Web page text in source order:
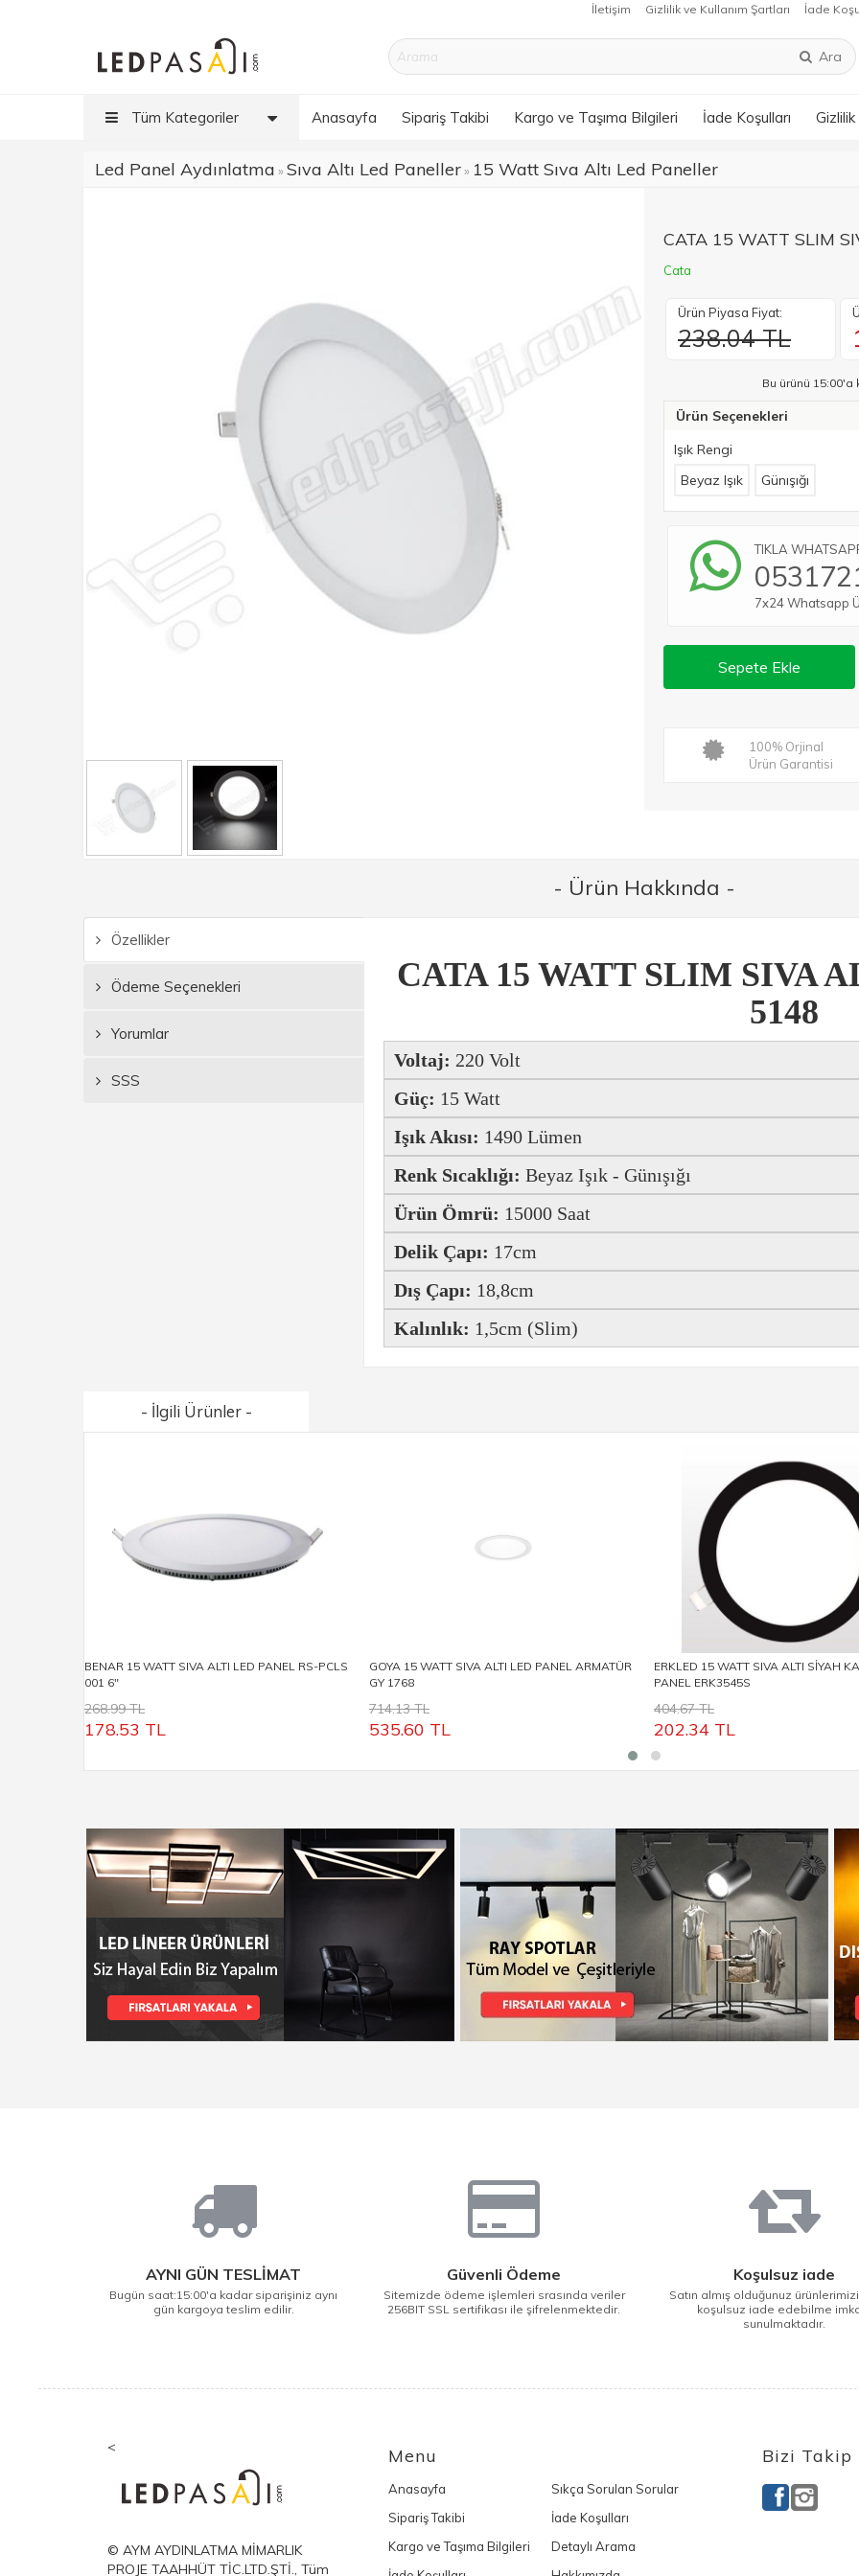
İade
Gizlilik ve Kullanım Şartları
İletişim
Ara
Tüm Kategoriler Anasayfa Sipariş Takibi Kargo ve Taşıma Bilgileri İade Koşulları Gizlilik
Led Panel Aydınlatma »Sıva Altı Led Paneller» 15 Watt Sıva Altı Led Paneller
CATA 15 WATT SLIM
Cata
Ürün Piyasa Fiyat:
238.04 TL
Bu ürünü
Ürün Seçenekleri
Işık Rengi
Beyaz Işık
Günışığı
TIKLA
7x24 Whatsapp
Sepete Ekle
100% Orjinal
Ürün Garantisi
- Ürün Hakkında -
Özellikler
Ödeme Seçenekleri
Yorumlar
SSS
CATA 15 WATT SLIM SIVA
5148
Voltaj: 220 Volt
Güç: 15 Watt
Işık Akısı: 1490 Lümen
Renk Sıcaklığı: Beyaz Işık - Günışığı
Ürün Ömrü: 15000 Saat
Delik Çapı: 17cm
Dış Çapı: 18,8cm
Kalınlık: 1,5cm (Slim)
- İlgili Ürünler -
BENAR 15 WATT SIVA ALTI LED PANEL RS-PCLS
001 6"
268.99 TL
178.53 TL
GOYA 15 WATT SIVA ALTI LED PANEL ARMATÜR
GY 1768
714.13 TL
535.60 TL
ERKLED 15 WATT SIVA ALTI SİYAH
PANEL ERK3545S
404.67 TL
202.34 TL
AYNI GÜN TESLİMAT
Bugün saat:15:00'a kadar siparişiniz aynı
gün kargoya teslim edilir.
Güvenli Ödeme
Sitemizde ödeme işlemleri srasında veriler
256BIT SSL sertifikası ile şifrelenmektedir.
Koşulsuz iade
Satın almış olduğunuz
koşulsuz iade edebilme
sunulmaktadır.
<
© AYM AYDINLATMA MİMARLIK
PROJE TAAHHÜT TİC.LTD.ŞTİ., Tüm
Menu
Anasayfa
Sipariş Takibi
Kargo ve Taşıma Bilgileri
Sıkça Sorulan Sorular
İade Koşulları
Detaylı Arama
Bizi Takip